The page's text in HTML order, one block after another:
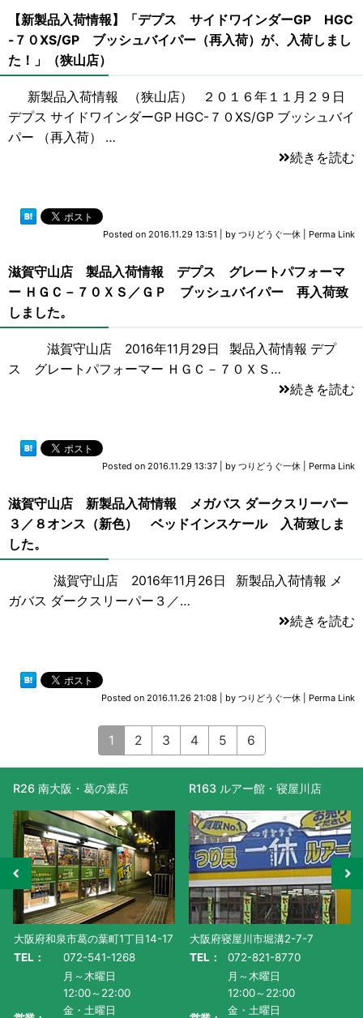
【新製品入荷情報】「デプス サイドワインダーGP HGC
-７０XS/GP ブッシュバイパー（再入荷）が、入荷しまし
た！」（狭山店）
新製品入荷情報 （狭山店） ２０１６年１１月２９日
デプス サイドワインダーGP HGC-７０XS/GP ブッシュバイ
パー （再入荷） …
続きを読む
Posted on 2016.11.29 13:51 by つりどうぐ一休 Perma Link
滋賀守山店 製品入荷情報 デプス グレートパフォーマ
ー ＨＧＣ－７０ＸＳ／ＧＰ ブッシュバイパー 再入荷致
しました。
滋賀守山店 2016年11月29日 製品入荷情報 デプ
ス グレートパフォーマー ＨＧＣ－７０ＸＳ…
続きを読む
Posted on 2016.11.29 13:37 by つりどうぐ一休 Perma Link
滋賀守山店 新製品入荷情報 メガバス ダークスリーパー
３／８オンス（新色） ベッドインスケール 入荷致しま
した。
滋賀守山店 2016年11月26日 新製品入荷情報 メ
ガバス ダークスリーパー３／…
続きを読む
Posted on 2016.11.26 21:08 by つりどうぐ一休 Perma Link
1 2 3 4 5 6
・葛の葉店
葛の葉町1丁目14-17
541-1268
～22:00
・土曜日
R163 ルアー館・寝屋川店
大阪府寝屋川市堀溝2-7-7
TEL：
072-821-8770
12:00～22:00
金・土曜日
R477 滋賀
滋賀県守山
TEL：